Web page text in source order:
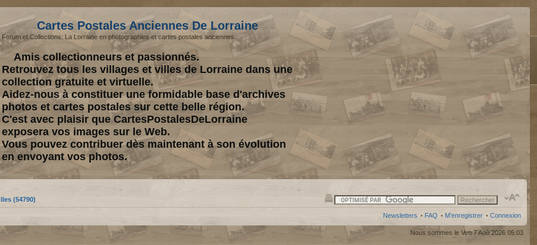
Cartes Postales Anciennes De Lorraine
Forum et Collections: La Lorraine en photographies et cartes postales anciennes.
Amis collectionneurs et passionnés.
Retrouvez tous les villages et villes de Lorraine dans une
collection gratuite et virtuelle.
Aidez-nous à constituer une formidable base d'archives
photos et cartes postales sur cette belle région.
C'est avec plaisir que CartesPostalesDeLorraine
exposera vos images sur le Web.
Vous pouvez contribuer dès maintenant à son évolution
en envoyant vos photos.
(54790)
Newsletters • FAQ • M’enregistrer • Connexion
Nous sommes le Ven 7 Aoû 2026 05:03